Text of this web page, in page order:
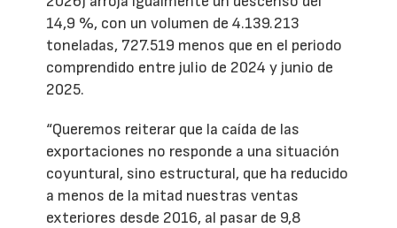
14,9 %, con un volumen de 4.139.213
toneladas, 727.519 menos que en el periodo
comprendido entre julio de 2024 y junio de
2025.
“Queremos reiterar que la caída de las
exportaciones no responde a una situación
coyuntural, sino estructural, que ha reducido
a menos de la mitad nuestras ventas
exteriores desde 2016, al pasar de 9,8